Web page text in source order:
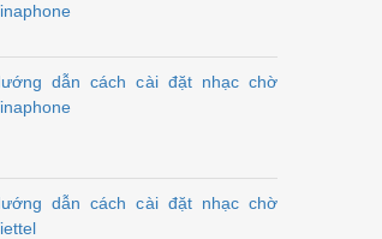
dẫn cách cài đặt nhạc chờ
dẫn cách cài đặt nhạc chờ